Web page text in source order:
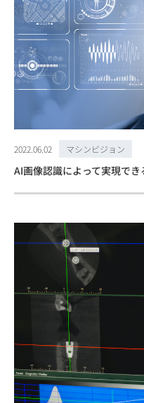
2022.06.02 マシンビジョン
AI画像認識によって実現で